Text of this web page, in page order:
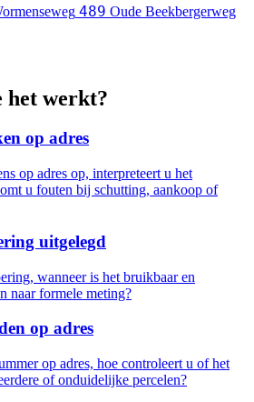
489 Oude Beekbergerweg
het werkt?
op adres
op adres op, interpreteert u het
u fouten bij schutting, aankoop of
uitgelegd
wanneer is het bruikbaar en
naar formele meting?
op adres
op adres, hoe controleert u of het
of onduidelijke percelen?